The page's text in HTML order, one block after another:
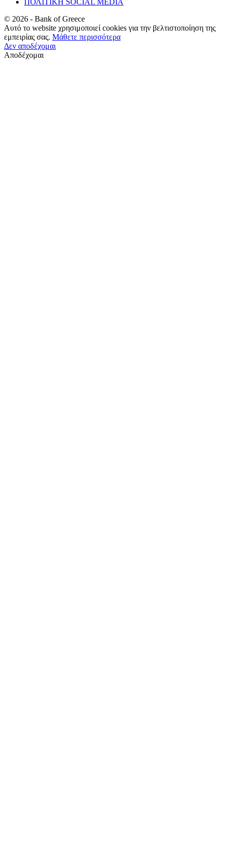
© 2026 - Bank of Greece
Αυτό το website χρησιμοποιεί cookies για την βελτιστοποίηση της
εμπειρίας σας. Μάθετε περισσότερα
Δεν αποδέχομαι
Αποδέχομαι